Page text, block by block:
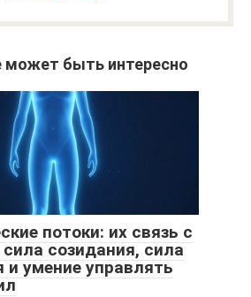
может быть интересно
потоки: их связь с
созидания, сила
и умение управлять